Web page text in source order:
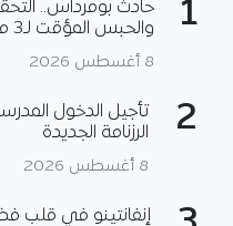
1
حادث بومرداس..
والحبس المؤقت لـ3 متهمين
8 أغسطس 2026
2
الرزنامة الجديدة
8 أغسطس 2026
إنفانتينو في قلب